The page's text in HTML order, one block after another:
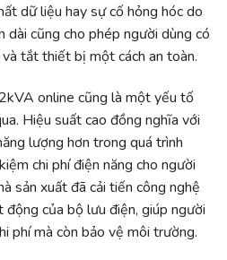
dữ liệu hay sự cố hỏng hóc do
dài cũng cho phép người dùng có
tắt thiết bị một cách an toàn.
online cũng là một yếu tố
Hiệu suất cao đồng nghĩa với
lượng hơn trong quá trình
chi phí điện năng cho người
sản xuất đã cải tiến công nghệ
của bộ lưu điện, giúp người
phí mà còn bảo vệ môi trường.